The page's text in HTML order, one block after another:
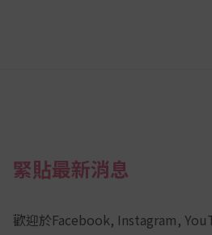
緊貼最新消息
歡迎於Facebook, Instagram,